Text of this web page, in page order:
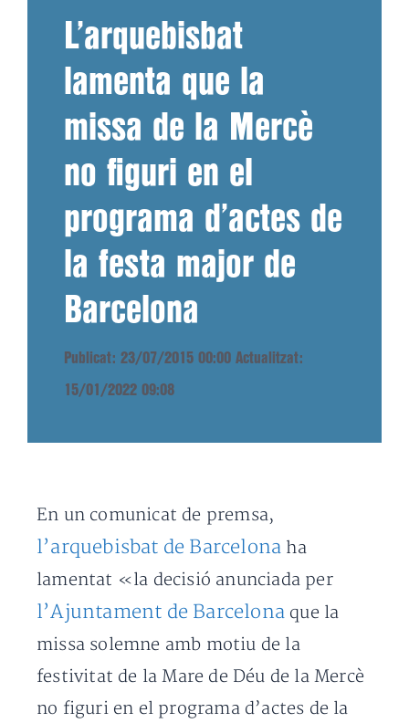
L’arquebisbat
lamenta que la
missa de la Mercè
no figuri en el
programa d’actes de
la festa major de
Barcelona
Publicat: 23/07/2015 00:00 Actualitzat:
15/01/2022 09:08
En un comunicat de premsa,
l’arquebisbat de Barcelona ha
lamentat «la decisió anunciada per
l’Ajuntament de Barcelona que la
missa solemne amb motiu de la
festivitat de la Mare de Déu de la Mercè
no figuri en el programa d’actes de la